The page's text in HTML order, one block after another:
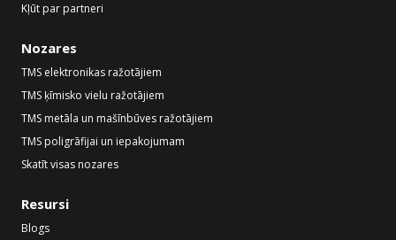
Kļūt par partneri
Nozares
TMS elektronikas ražotājiem
TMS ķīmisko vielu ražotājiem
TMS metāla un mašīnbūves ražotājiem
TMS poligrāfijai un iepakojumam
Skatīt visas nozares
Resursi
Blogs